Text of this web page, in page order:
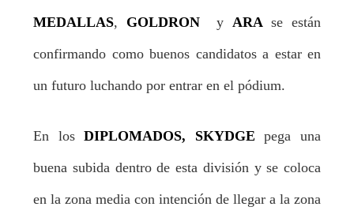
MEDALLAS, GOLDRONy ARAse están
confirmando como buenos candidatos a estar en
un futuro luchando por entrar en el pódium.
En losDIPLOMADOS, SKYDGE pega una
buena subida dentro de esta división y se coloca
en la zona media con intención de llegar a la zona